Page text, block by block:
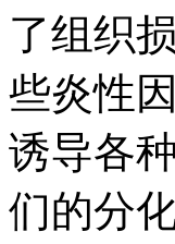
了组织
些炎性
诱导各
们的分